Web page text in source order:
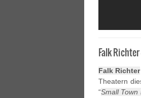
Falk Richter
Falk Richter
Theatern
“Small Town